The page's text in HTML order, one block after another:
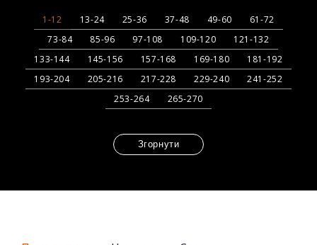
1-12 13-24 25-36 37-48 49-60
61-72
73-84
85-96 97-108 109-120
121-132
133-144
145-156 157-168 169-180
181-192
193-204
205-216 217-228 229-240
241-252
253-264
265-270
Згорнути